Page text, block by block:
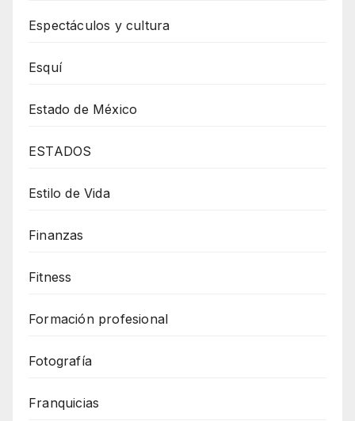
Espectáculos y cultura
Esquí
Estado de México
ESTADOS
Estilo de Vida
Finanzas
Fitness
Formación profesional
Fotografía
Franquicias